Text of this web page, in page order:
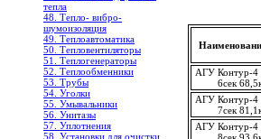
тепла
48. Тепло- вибро-
шумоизоляция
49. Теплоавтоматика
50. Тепловентиляторы
51. Теплогенераторы
52. Теплообменники
53. Трубы
54. Уголки
55. Умывальники
56. Унитазы
57. Уплотнения
58. Установки для очистки
АГУ Контур-4
6сек
АГУ Контур-4
7сек
АГУ Контур-4